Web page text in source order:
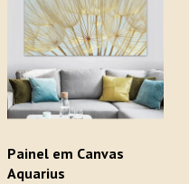
Painel em Canvas
Aquarius